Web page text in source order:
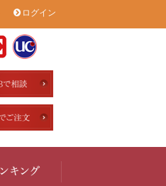
ログイン